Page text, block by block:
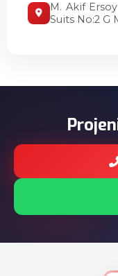
M. Akif
Suits No:2 G